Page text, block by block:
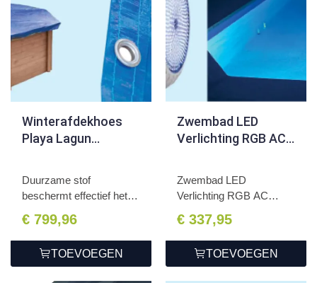
Winterafdekhoes
Playa Lagun
Duurzame stof
beschermt effectief het
€ 799,96
TOEVOEGEN
Zwembad LED
Verlichting RGB AC
Zwembad LED
Verlichting RGB AC
€ 337,95
TOEVOEGEN